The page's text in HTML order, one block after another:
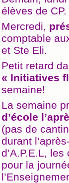
élèves de CP.
Mercredi,
comptable
et Ste Eli.
Petit retard
« Initiatives
semaine!
La semaine
d’école
(pas de
durant
d’A.P.E.L,
pour la